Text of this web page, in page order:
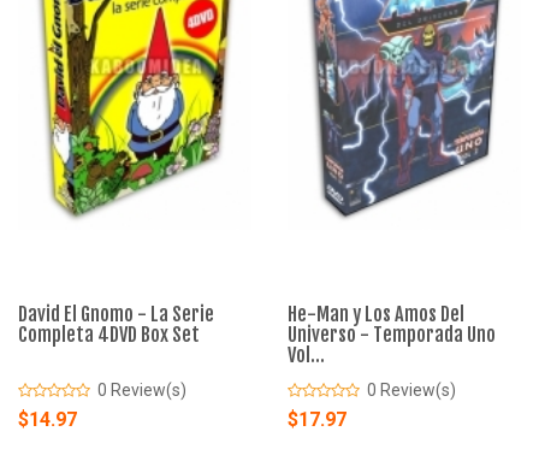
David El Gnomo - La Serie
Completa 4DVD Box Set
0 Review(s)
$14.97
He-Man y Los Amos Del
Universo - Temporada Uno
Vol...
0 Review(s)
$17.97